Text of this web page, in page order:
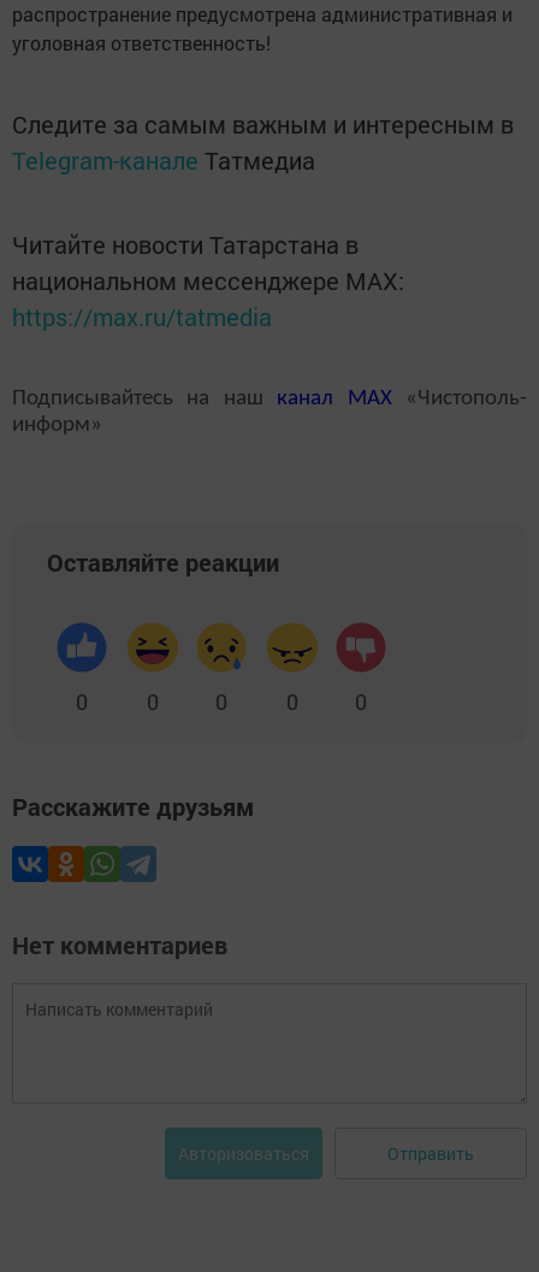
распространение предусмотрена административная и
уголовная ответственность!
Следите за самым важным и интересным в
Telegram-канале Татмедиа
Читайте новости Татарстана в
национальном мессенджере MАХ:
https://max.ru/tatmedia
Подписывайтесь на наш канал MAX«Чистополь-
информ»
Оставляйте реакции
0 0 0 0 0
Расскажите друзьям
Нет комментариев
Авторизоваться Отправить